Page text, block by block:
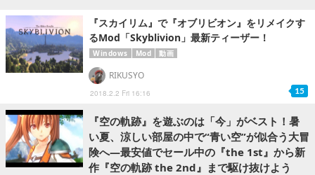
『スカイリム』で『オブリビオン』をリメイクす
るMod「Skyblivion」最新ティーザー！
Windows Mod 動画
2018.2.2 Fri 16:16
RIKUSYO
15
『空の軌跡』を遊ぶのは「今」がベスト！暑
い夏、涼しい部屋の中で“青い空”が似合う大冒
険へ―最安値でセール中の『the 1st』から新
作『空の軌跡 the 2nd』まで駆け抜けよう